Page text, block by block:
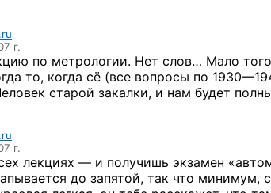
г.
по метрологии. Нет слов… Мало
то, когда сё (все вопросы по
старой закалки, и нам будет
г.
лекциях — и получишь экзамен
до запятой, так что минимум,